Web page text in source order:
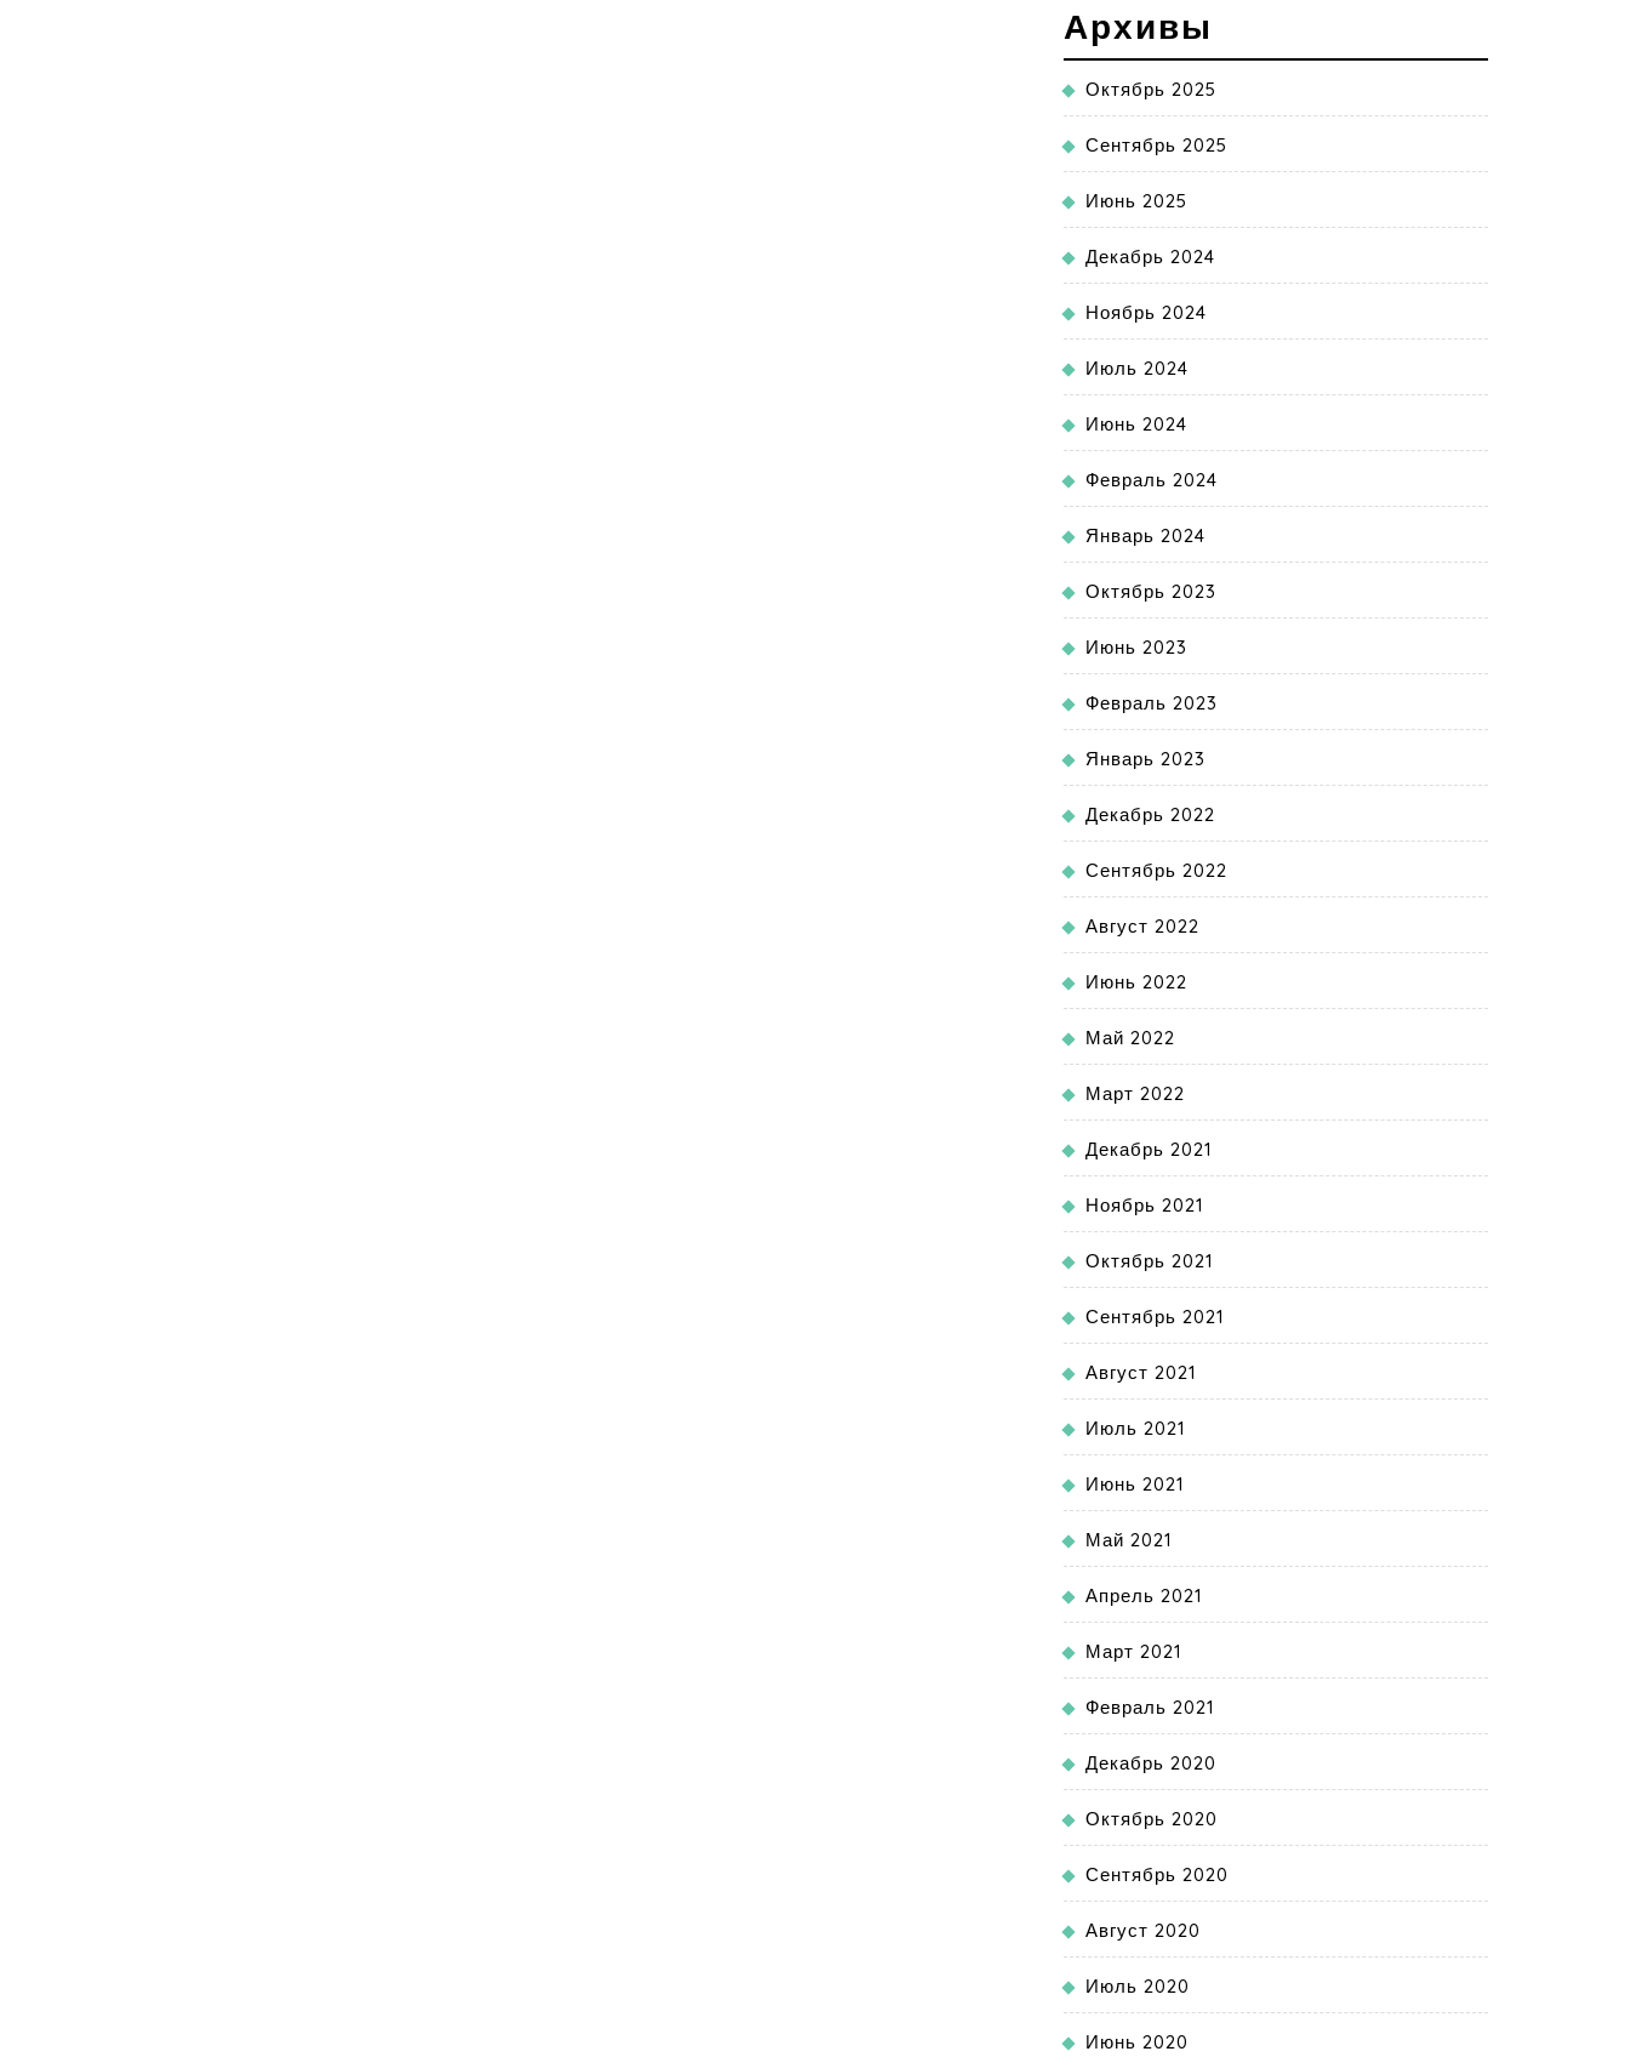
Архивы
Октябрь 2025
Сентябрь 2025
Июнь 2025
Декабрь 2024
Ноябрь 2024
Июль 2024
Июнь 2024
Февраль 2024
Январь 2024
Октябрь 2023
Июнь 2023
Февраль 2023
Январь 2023
Декабрь 2022
Сентябрь 2022
Август 2022
Июнь 2022
Май 2022
Март 2022
Декабрь 2021
Ноябрь 2021
Октябрь 2021
Сентябрь 2021
Август 2021
Июль 2021
Июнь 2021
Май 2021
Апрель 2021
Март 2021
Февраль 2021
Декабрь 2020
Октябрь 2020
Сентябрь 2020
Август 2020
Июль 2020
Июнь 2020